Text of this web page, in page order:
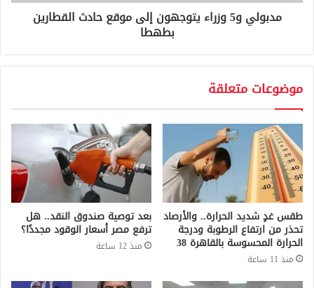
مدبولي و5 وزراء يتوجهون إلى موقع حادث القطارين
بطهطا
موضوعات متعلقة
طقس غدٍ شديد الحرارة.. والأرصاد
تحذر من ارتفاع الرطوبة ودرجة
الحرارة المحسوسة بالقاهرة 38
منذ 11 ساعة
بعد توصية صندوق النقد.. هل
ترفع مصر أسعار الوقود مجددًا؟
منذ 12 ساعة